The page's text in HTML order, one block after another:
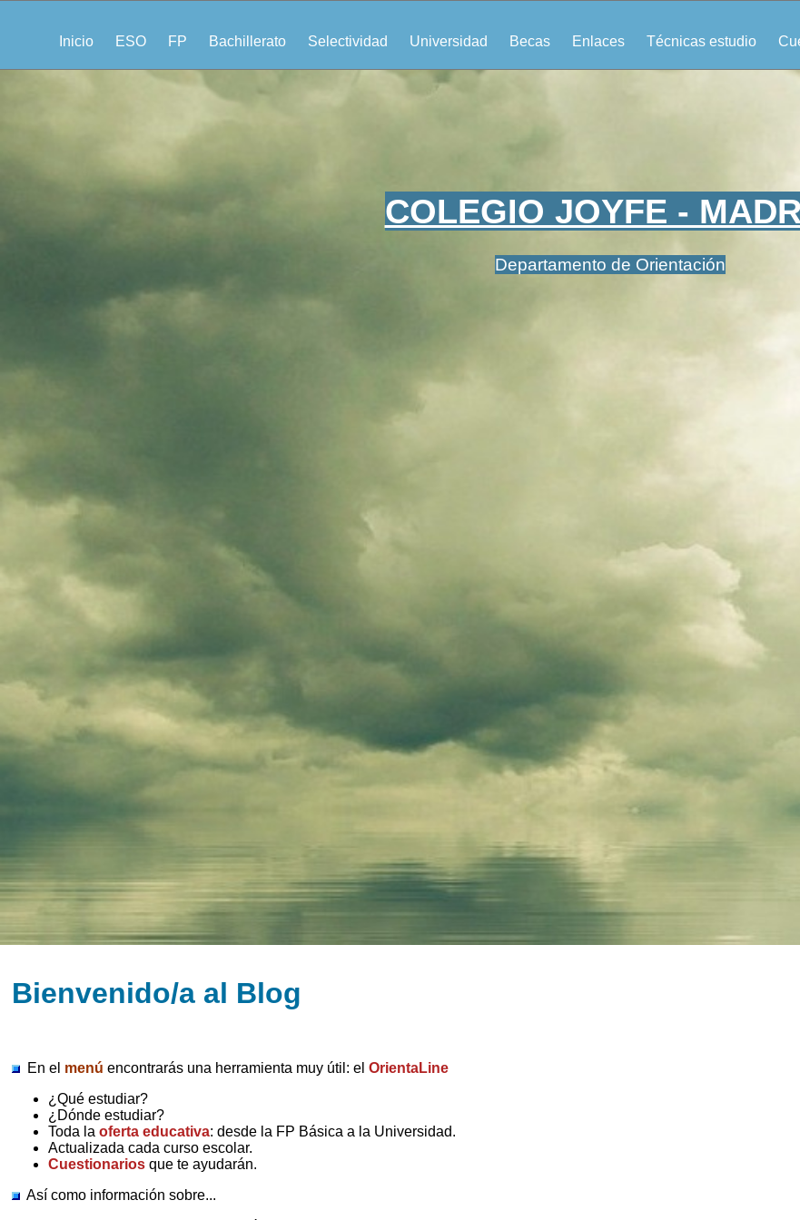
Inicio ESO FP Bachillerato Selectividad Universidad Becas Enlaces Técnicas estudio
COLEGIO JOYFE -
Departamento de Orientación
Bienvenido/a al Blog
En el menúencontrarás una herramienta muy útil: elOrientaLine
¿Qué estudiar?
¿Dónde estudiar?
Toda laoferta educativa: desde la FP Básica a la Universidad.
Actualizada cada curso escolar.
Cuestionariosque te ayudarán.
Así como información sobre...